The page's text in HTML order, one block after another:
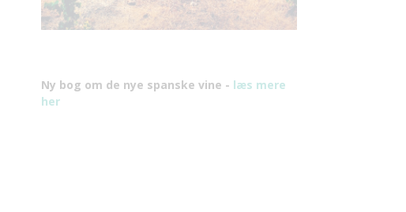
Ny bog om de nye spanske vine - læs mere
her